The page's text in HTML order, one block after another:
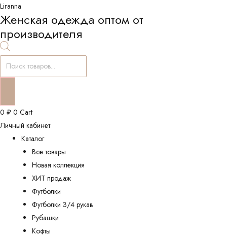
Liranna
Женская одежда оптом от
производителя
Поиск
товаров
0 ₽ 0 Cart
Личный кабинет
Каталог
Все товары
Новая коллекция
ХИТ продаж
Футболки
Футболки 3/4 рукав
Рубашки
Кофты